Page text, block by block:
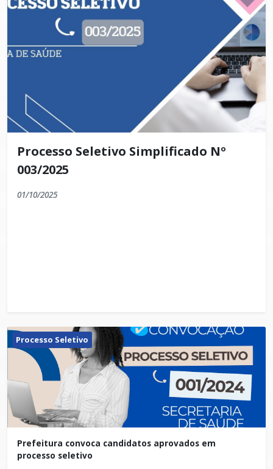
Processo Seletivo Simplificado Nº
003/2025
01/10/2025
Processo Seletivo
Prefeitura convoca candidatos aprovados em
processo seletivo